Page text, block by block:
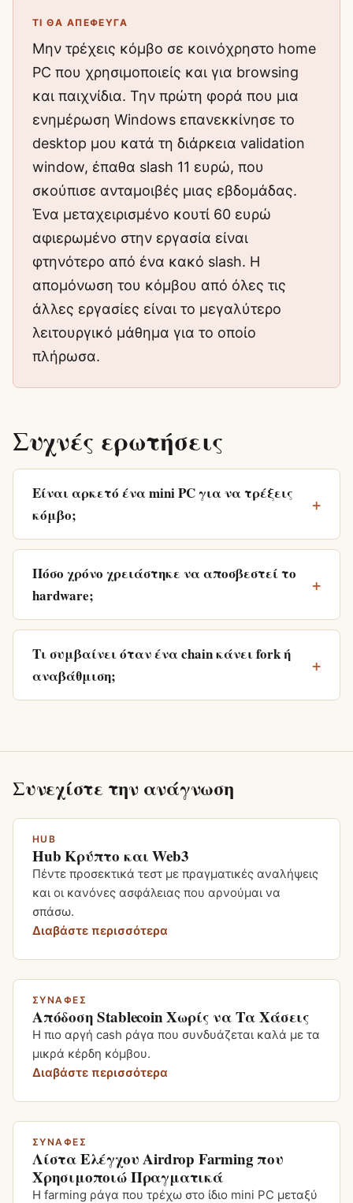
ΤΙ ΘΑ ΑΠΈΦΕΥΓΑ
Μην τρέχεις κόμβο σε κοινόχρηστο home
PC που χρησιμοποιείς και για browsing
και παιχνίδια. Την πρώτη φορά που μια
ενημέρωση Windows επανεκκίνησε το
desktop μου κατά τη διάρκεια validation
window, έπαθα slash 11 ευρώ, που
σκούπισε ανταμοιβές μιας εβδομάδας.
Ένα μεταχειρισμένο κουτί 60 ευρώ
αφιερωμένο στην εργασία είναι
φτηνότερο από ένα κακό slash. Η
απομόνωση του κόμβου από όλες τις
άλλες εργασίες είναι το μεγαλύτερο
λειτουργικό μάθημα για το οποίο
πλήρωσα.
Συχνές ερωτήσεις
Είναι αρκετό ένα mini PC για να τρέξεις
κόμβο;
Πόσο χρόνο χρειάστηκε να αποσβεστεί το
hardware;
Τι συμβαίνει όταν ένα chain κάνει fork ή
αναβάθμιση;
Συνεχίστε την ανάγνωση
HUB
Hub Κρύπτο και Web3
Πέντε προσεκτικά τεστ με πραγματικές αναλήψεις
και οι κανόνες ασφάλειας που αρνούμαι να
σπάσω.
Διαβάστε περισσότερα
ΣΥΝΑΦΈΣ
Απόδοση Stablecoin Χωρίς να Τα Χάσεις
Η πιο αργή cash ράγα που συνδυάζεται καλά με τα
μικρά κέρδη κόμβου.
Διαβάστε περισσότερα
ΣΥΝΑΦΈΣ
Λίστα Ελέγχου Airdrop Farming που
Χρησιμοποιώ Πραγματικά
Η farming ράγα που τρέχω στο ίδιο mini PC μεταξύ